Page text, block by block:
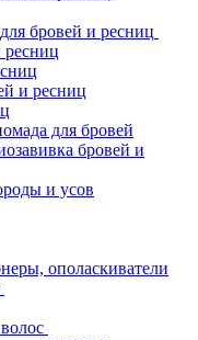
бровей и ресниц
ресниц
и ресниц
для бровей
бровей и
и усов
ополаскиватели